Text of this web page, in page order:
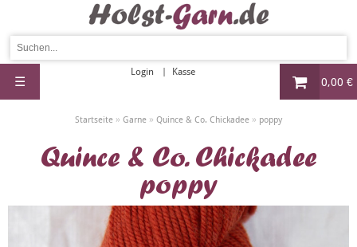
0,00 €
Login Kasse
☰
Startseite » Garne » Quince & Co. Chickadee » poppy
Quince & Co. Chickadee
poppy